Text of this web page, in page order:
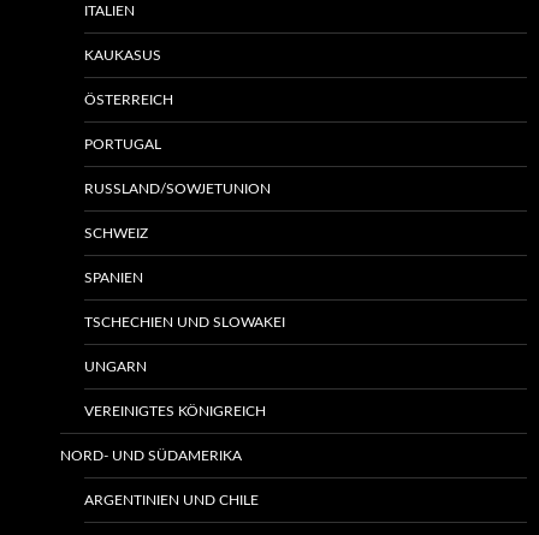
ITALIEN
KAUKASUS
ÖSTERREICH
PORTUGAL
RUSSLAND/SOWJETUNION
SCHWEIZ
SPANIEN
TSCHECHIEN UND SLOWAKEI
UNGARN
VEREINIGTES KÖNIGREICH
NORD- UND SÜDAMERIKA
ARGENTINIEN UND CHILE